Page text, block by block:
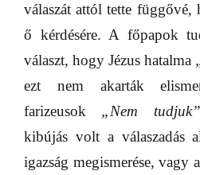
válaszát attól tette függővé,
ő kérdésére. A főpapok
választ, hogy Jézus hatalma
ezt nem akarták
farizeusok „Nem tudjuk”
kibújás volt a válaszadás
igazság megismerése, vagy